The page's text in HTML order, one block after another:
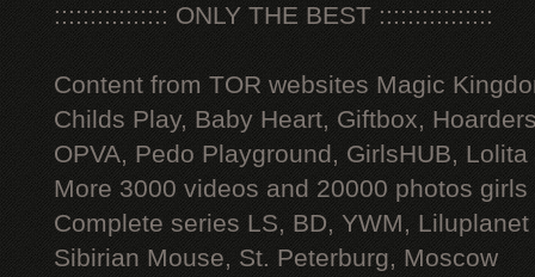
:::::::::::::::: ONLY THE BEST ::::::::::::::::
Content from TOR websites Magic
Childs Play, Baby Heart, Giftbox,
OPVA, Pedo Playground, GirlsHUB, Lolita
More 3000 videos and 20000 photos
Complete series LS, BD, YWM, Liluplanet
Sibirian Mouse, St. Peterburg, Moscow